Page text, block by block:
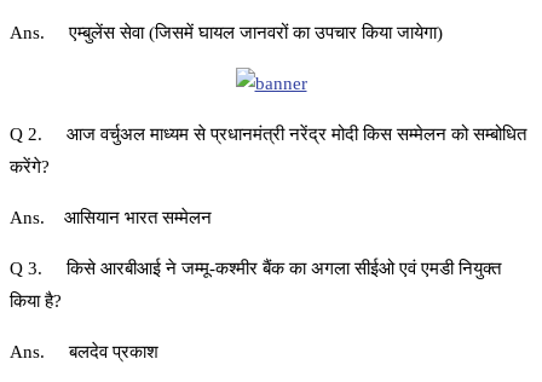
Ans. एम्बुलेंस सेवा (जिसमें घायल जानवरों का उपचार किया जायेगा)
Q 2. आज वर्चुअल माध्यम से प्रधानमंत्री नरेंद्र मोदी किस सम्मेलन को सम्बोधित
करेंगे?
Ans. आसियान भारत सम्मेलन
Q 3. किसे आरबीआई ने जम्मू-कश्मीर बैंक का अगला सीईओ एवं एमडी नियुक्त
किया है?
Ans. बलदेव प्रकाश